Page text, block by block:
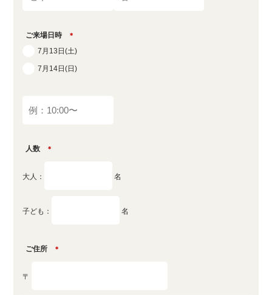
ご来場日時 ＊
7月13日(土)
7月14日(日)
人数 ＊
大人： 名
子ども： 名
ご住所 ＊
〒